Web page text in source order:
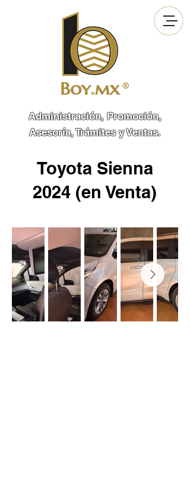
Administración, Promoción,
Asesoría, Trámites y Ventas.
Toyota Sienna
2024 (en Venta)